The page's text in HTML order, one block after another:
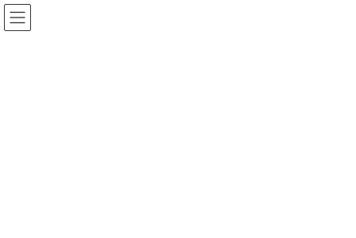
コ
ン
ナ
ビ
ごあいさつ｜横浜市で国際結婚・ 配偶者ビザの申請サポートなら【行政書士小山国際法務事務所】